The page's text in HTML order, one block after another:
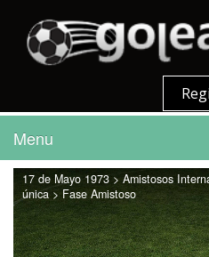
Menu
17 de Mayo 1973 > Amistosos
única > Fase Amistoso